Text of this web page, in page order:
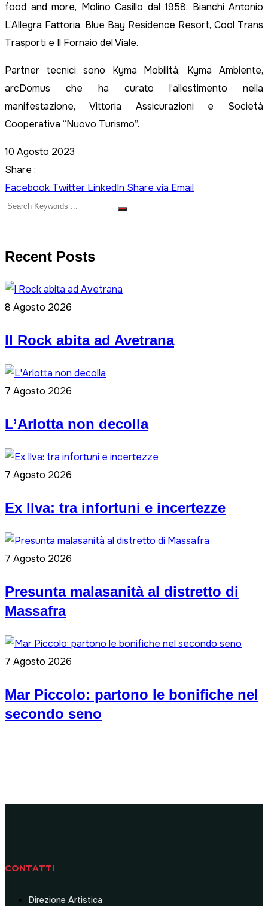
food and more, Molino Casillo dal 1958, Bianchi Antonio
L’Allegra Fattoria, Blue Bay Residence Resort, Cool Trans
Trasporti e Il Fornaio del Viale.
Partner tecnici sono Kyma Mobilità, Kyma Ambiente,
arcDomus che ha curato l’allestimento nella
manifestazione, Vittoria Assicurazioni e Società
Cooperativa “Nuovo Turismo”.
10 Agosto 2023
Share :
Facebook Twitter LinkedIn Share via Email
Recent Posts
8 Agosto 2026
ll Rock abita ad Avetrana
7 Agosto 2026
L’Arlotta non decolla
7 Agosto 2026
Ex Ilva: tra infortuni e incertezze
7 Agosto 2026
Presunta malasanità al distretto di
Massafra
7 Agosto 2026
Mar Piccolo: partono le bonifiche nel
secondo seno
CONTATTI
Direzione Artistica